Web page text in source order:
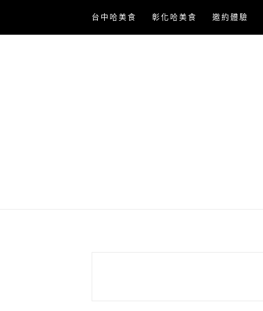
content
台中哈美食 彰化哈美食 邀約體驗